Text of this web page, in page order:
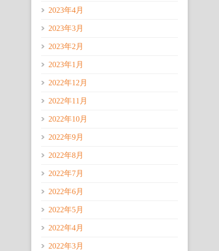
2023年4月
2023年3月
2023年2月
2023年1月
2022年12月
2022年11月
2022年10月
2022年9月
2022年8月
2022年7月
2022年6月
2022年5月
2022年4月
2022年3月